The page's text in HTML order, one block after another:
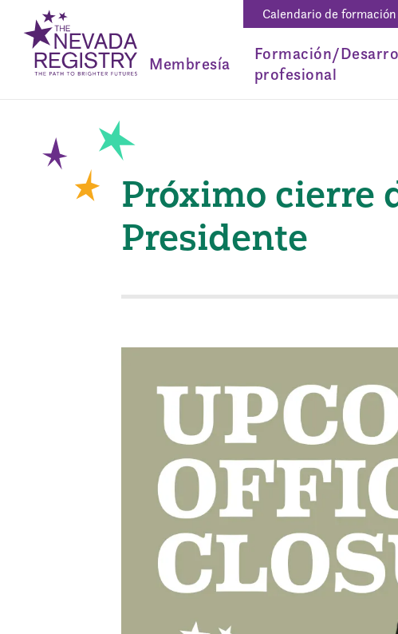
Calendario de formación
Membresía
Formación/
profesional
Próximo cierre
Presidente